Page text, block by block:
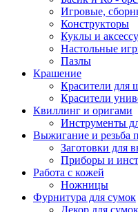
Игровые,
Конструкторы
Куклы и
Настольные
Пазлы
Крашение
Красители для
Красители
Квиллинг и оригами
Инструменты
Выжигание и резьба
Заготовки для
Приборы и
Работа с кожей
Ножницы
Фурнитура для сумок
Декор для сумок